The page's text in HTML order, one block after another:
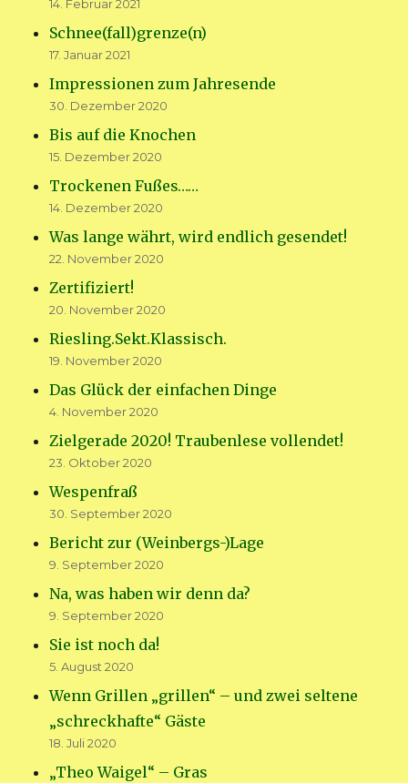
14. Februar 2021
Schnee(fall)grenze(n)
17. Januar 2021
Impressionen zum Jahresende
30. Dezember 2020
Bis auf die Knochen
15. Dezember 2020
Trockenen Fußes……
14. Dezember 2020
Was lange währt, wird endlich gesendet!
22. November 2020
Zertifiziert!
20. November 2020
Riesling.Sekt.Klassisch.
19. November 2020
Das Glück der einfachen Dinge
4. November 2020
Zielgerade 2020! Traubenlese vollendet!
23. Oktober 2020
Wespenfraß
30. September 2020
Bericht zur (Weinbergs-)Lage
9. September 2020
Na, was haben wir denn da?
9. September 2020
Sie ist noch da!
5. August 2020
Wenn Grillen „grillen“ – und zwei seltene
„schreckhafte“ Gäste
18. Juli 2020
„Theo Waigel“ – Gras